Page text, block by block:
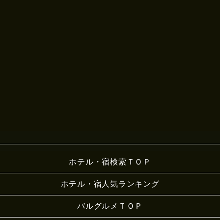
ホテル・宿検索ＴＯＰ
ホテル・宿人気ランキング
バルグルメＴＯＰ